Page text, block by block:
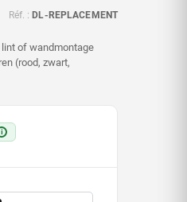
Réf. :DL-REPLACEMENT
lint of wandmontage
(rood, zwart,
i